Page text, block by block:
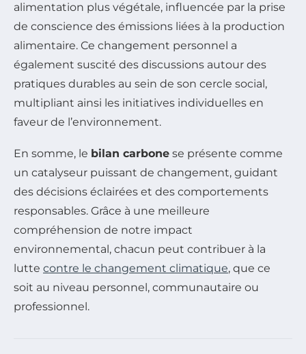
alimentation plus végétale, influencée par la prise
de conscience des émissions liées à la production
alimentaire. Ce changement personnel a
également suscité des discussions autour des
pratiques durables au sein de son cercle social,
multipliant ainsi les initiatives individuelles en
faveur de l’environnement.
En somme, le bilan carbone se présente comme
un catalyseur puissant de changement, guidant
des décisions éclairées et des comportements
responsables. Grâce à une meilleure
compréhension de notre impact
environnemental, chacun peut contribuer à la
lutte contre le changement climatique, que ce
soit au niveau personnel, communautaire ou
professionnel.